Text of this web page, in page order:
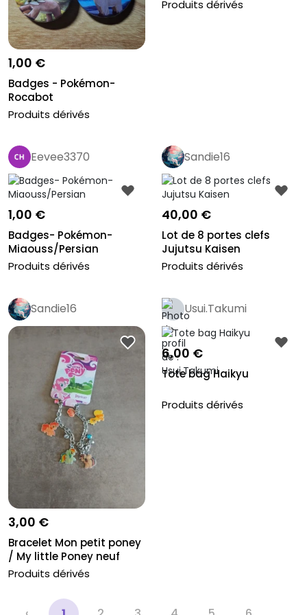
1,00 €
Badges - Pokémon-
Rocabot
Produits dérivés
Produits dérivés
Eevee3370
1,00 €
Badges- Pokémon-
Miaouss/Persian
Produits dérivés
Sandie16
40,00 €
Lot de 8 portes clefs
Jujutsu Kaisen
Produits dérivés
Sandie16
3,00 €
Bracelet Mon petit poney
/ My little Poney neuf
Produits dérivés
Usui.Takumi
6,00 €
Tote bag Haikyu
Produits dérivés